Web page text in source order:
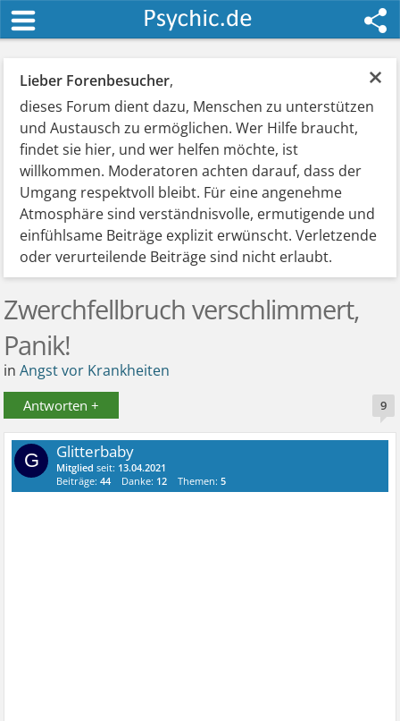
×
Lieber Forenbesucher,
dieses Forum dient dazu, Menschen zu unterstützen
und Austausch zu ermöglichen. Wer Hilfe braucht,
findet sie hier, und wer helfen möchte, ist
willkommen. Moderatoren achten darauf, dass der
Umgang respektvoll bleibt. Für eine angenehme
Atmosphäre sind verständnisvolle, ermutigende und
einfühlsame Beiträge explizit erwünscht. Verletzende
oder verurteilende Beiträge sind nicht erlaubt.
Zwerchfellbruch verschlimmert,
Panik!
inAngst vor Krankheiten
Antworten + 9
G Glitterbaby
Mitglied seit: 13.04.2021
Beiträge:44 Danke: 12 Themen:5